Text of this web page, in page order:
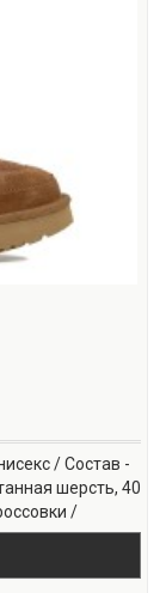
/ Состав -
шерсть, 40
/